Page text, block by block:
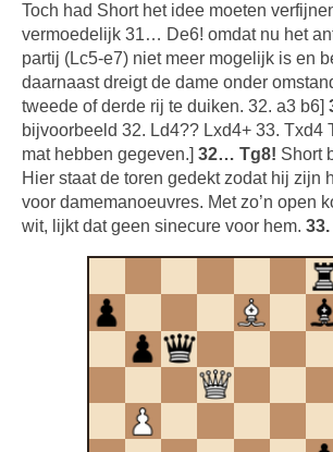
Toch had Short het idee moeten
vermoedelijk 31… De6! omdat nu het
partij (Lc5-e7) niet meer mogelijk is en
daarnaast dreigt de dame onder
tweede of derde rij te duiken. 32. a3 b6]
bijvoorbeeld 32. Ld4?? Lxd4+ 33. Txd4
mat hebben gegeven.] 32… Tg8! Short
Hier staat de toren gedekt zodat hij zijn
voor damemanoeuvres. Met zo’n open
wit, lijkt dat geen sinecure voor hem.